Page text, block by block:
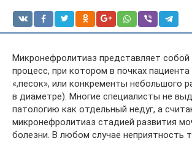
Микронефролитиаз представляет собой
процесс, при котором в почках
«,песок», или конкременты небольшого
в диаметре). Многие специалисты не
патологию как отдельный недуг, а
микронефролитиаз стадией развития
болезни. В любом случае неприятность